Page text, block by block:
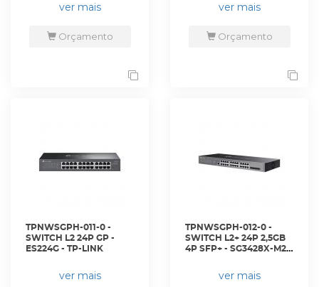
ver mais
Orçamento
ver mais
Orçamento
TPNWSGPH-011-0 -
SWITCH L2 24P GP -
ES224G - TP-LINK
ver mais
TPNWSGPH-012-0 -
SWITCH L2+ 24P 2,5GB
4P SFP+ - SG3428X-M2 -
ver mais